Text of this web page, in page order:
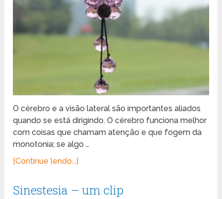
O cérebro e a visão lateral são importantes aliados
quando se está dirigindo. O cérebro funciona melhor
com coisas que chamam atenção e que fogem da
monotonia; se algo …
[Continue lendo...]
Sinestesia – um clip